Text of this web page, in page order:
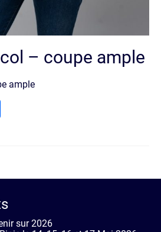
– coupe ample
ample
sur 2026